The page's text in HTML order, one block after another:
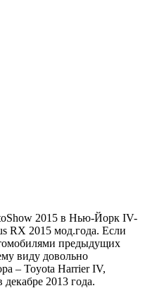
2015 в Нью-Йорк IV-
RX 2015 мод.года. Если
предыдущих
виду довольно
– Toyota Harrier IV,
2013 года.